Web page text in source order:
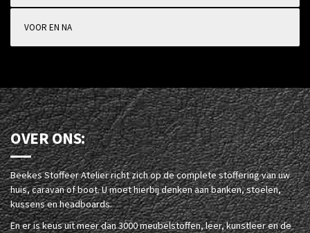
VOOR EN NA
OVER ONS:
Beekes Stoffeer Atelier richt zich op de complete stoffering van uw
huis, caravan of boot. U moet hierbij denken aan banken, stoelen,
kussens en headboards.
En er is keus uit meer dan 3000 meubelstoffen, leer, kunstleer en de